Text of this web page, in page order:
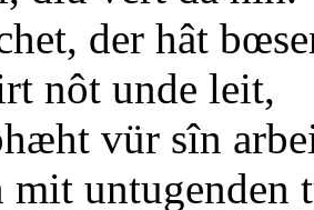
der hât
nôt unde leit,
vür sîn
mit untugenden